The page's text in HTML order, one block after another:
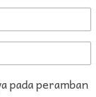
pada peramban